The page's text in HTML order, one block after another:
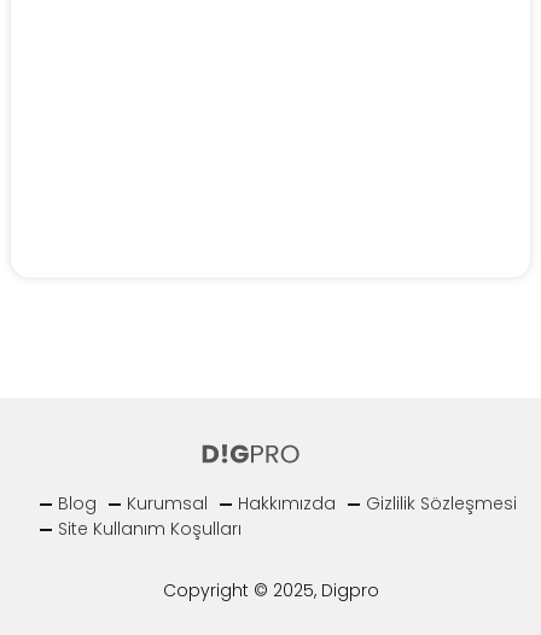
Blog Kurumsal Hakkımızda
Gizlilik Sözleşmesi
Site Kullanım Koşulları
Copyright © 2025, Digpro